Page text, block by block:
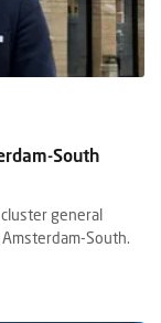
South
general
South.